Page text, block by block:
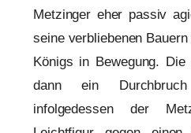
Metzinger eher passiv
seine verbliebenen
Königs in Bewegung.
dann ein
infolgedessen der